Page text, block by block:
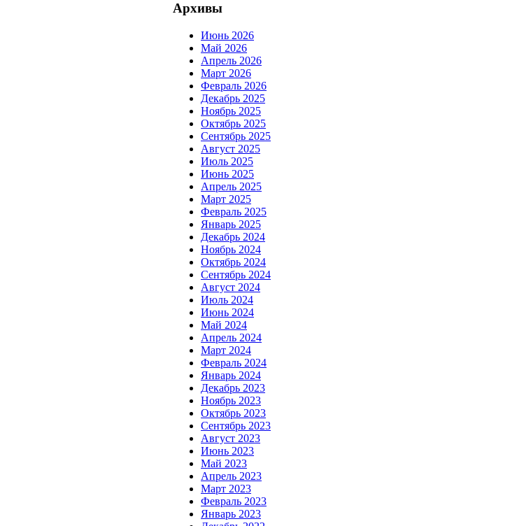
Архивы
Июнь 2026
Май 2026
Апрель 2026
Март 2026
Февраль 2026
Декабрь 2025
Ноябрь 2025
Октябрь 2025
Сентябрь 2025
Август 2025
Июль 2025
Июнь 2025
Апрель 2025
Март 2025
Февраль 2025
Январь 2025
Декабрь 2024
Ноябрь 2024
Октябрь 2024
Сентябрь 2024
Август 2024
Июль 2024
Июнь 2024
Май 2024
Апрель 2024
Март 2024
Февраль 2024
Январь 2024
Декабрь 2023
Ноябрь 2023
Октябрь 2023
Сентябрь 2023
Август 2023
Июнь 2023
Май 2023
Апрель 2023
Март 2023
Февраль 2023
Январь 2023